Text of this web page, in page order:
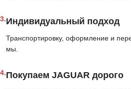
3.Индивидуальный подход
Транспортировку, оформление и
мы.
4.Покупаем JAGUAR дорого